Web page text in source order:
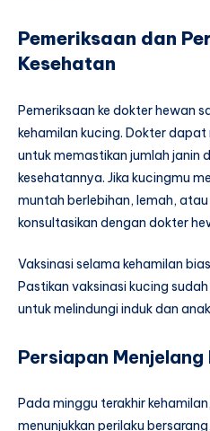
Pemeriksaan dan
Kesehatan
Pemeriksaan ke dokter hewan
kehamilan kucing. Dokter
untuk memastikan jumlah janin
kesehatannya. Jika kucingmu
muntah berlebihan, lemah,
konsultasikan dengan dokter
Vaksinasi selama kehamilan
Pastikan vaksinasi kucing
untuk melindungi induk dan
Persiapan Menjelang
Pada minggu terakhir
menunjukkan perilaku